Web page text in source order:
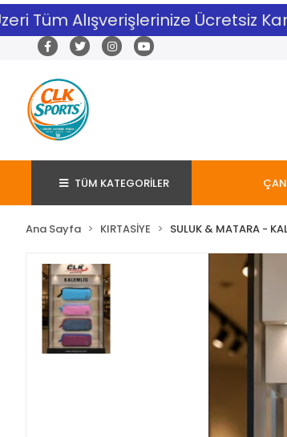
Tüm Alışverişlerinize Ücretsiz
TÜM KATEGORİLER
Ana Sayfa KIRTASİYE SULUK & MATARA -